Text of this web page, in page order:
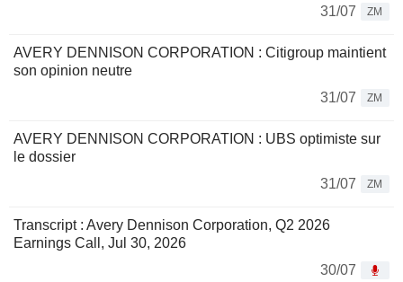
31/07
ZM
AVERY DENNISON CORPORATION : Citigroup maintient
son opinion neutre
31/07
ZM
AVERY DENNISON CORPORATION : UBS optimiste sur
le dossier
31/07
ZM
Transcript : Avery Dennison Corporation, Q2 2026
Earnings Call, Jul 30, 2026
30/07